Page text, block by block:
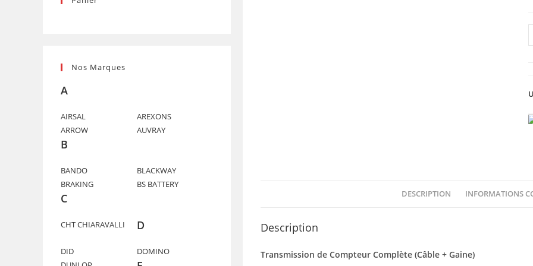
DESCRIPTION INFORMATIONS
Description
Transmission de Compteur Complète (Câble + Gaine)
Nos Marques
A
AIRSAL
AREXONS
ARROW
AUVRAY
B
BANDO
BLACKWAY
BRAKING
BS BATTERY
C
CHT CHIARAVALLI D
DID
DOMINO